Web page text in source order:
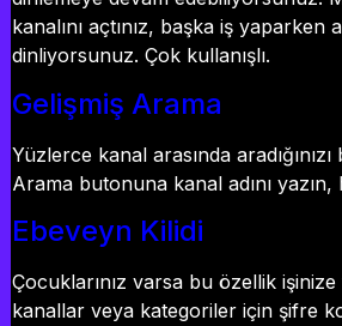
kanalını açtınız, başka iş yaparken
dinliyorsunuz. Çok kullanışlı.
Gelişmiş Arama
Yüzlerce kanal arasında
Arama butonuna kanal adını
Ebeveyn Kilidi
Çocuklarınız varsa bu özellik
kanallar veya kategoriler için şifre